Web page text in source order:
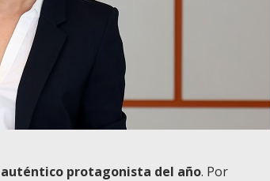
auténtico protagonista del año. Por